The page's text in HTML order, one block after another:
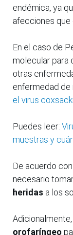
endémica, ya
afecciones que
En el caso de
molecular para
otras
enfermedad de
el virus
Puedes leer:
muestras y
De acuerdo
necesario
heridas a los
orofaríngeo